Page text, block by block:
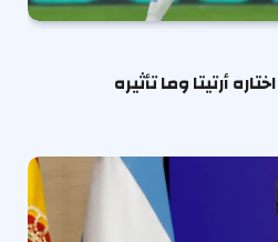
أرتيتا وما تأثيره